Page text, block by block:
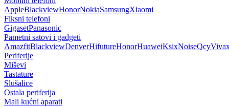
AppleBlackviewHonorNokiaSamsungXiaomi
Fiksni telefoni
GigasetPanasonic
Pametni satovi i gadgeti
AmazfitBlackviewDenverHifutureHonorHuaweiKsixNoiseQcy
Periferije
Miševi
Tastature
Slušalice
Ostala periferija
Mali kućni aparati